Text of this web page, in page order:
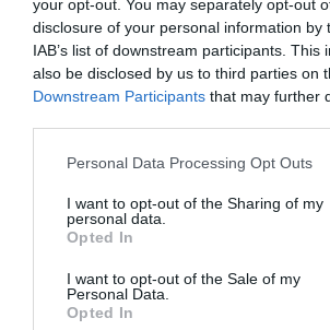
your opt-out. You may separately opt-out
disclosure of your personal information by
IAB’s list of downstream participants. This
also be disclosed by us to third parties on
Downstream Participants that may further
Personal Data Processing Opt Outs
I want to opt-out of the Sharing of my
personal data.
Opted In
I want to opt-out of the Sale of my
Personal Data.
Opted In
la UAB y a la UPF, donde ha sido
2006; es miembro del consejo de
Centro de Investigación en
Internacional (CREI) desde 1999;
Económico (IAE) (1987-1990),
Asociación Española de
presidenta de la Comisión de
Calidad del Sistema Universitario
(2003-2005).